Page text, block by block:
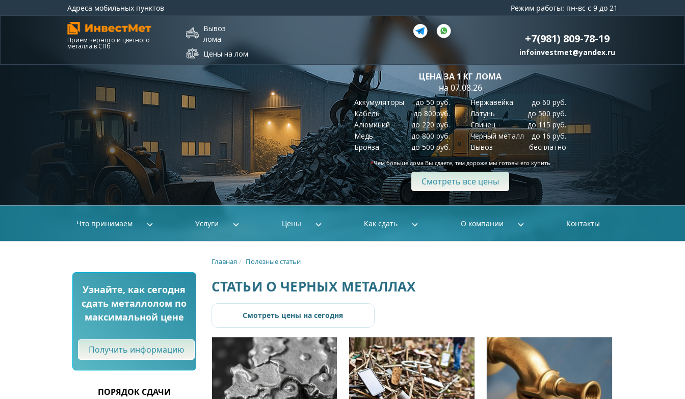
Адреса мобильных пунктов Режим работы: пн-вс с 9 до 21
Прием черного и цветного
металла в СПб
Вывоз
лома
Цены на лом
+7(981) 809-78-19
infoinvestmet@yandex.ru
ЦЕНА ЗА 1 КГ ЛОМА
на 07.08.26
Аккумуляторы
до 50 руб.
Кабель
до 800руб.
Алюминий
до 220 руб.
Медь
до 800 руб.
Бронза
до 500 руб.
Нержавейка
до 60 руб.
Латунь
до 500 руб.
Свинец
до 115 руб.
Черный металл
до 16 руб.
Вывоз
бесплатно
*Чем больше лома Вы сдаете, тем дороже мы готовы его купить
Смотреть все цены
Что принимаем Услуги Цены Как сдать О компании Контакты
Главная Полезные статьи
СТАТЬИ О ЧЕРНЫХ МЕТАЛЛАХ
Смотреть цены на сегодня
Узнайте, как сегодня
сдать металлолом по
максимальной цене
Получить информацию
ПОРЯДОК СДАЧИ